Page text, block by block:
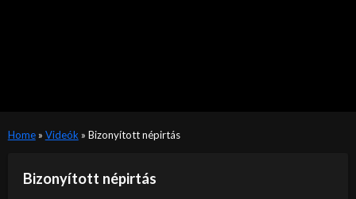
Home» Videók » Bizonyított népirtás
Bizonyított népirtás